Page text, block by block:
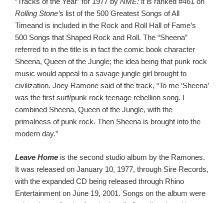
Rolling Stone’s list of the 500 Greatest Songs of All
Timeand is included in the Rock and Roll Hall of Fame’s
500 Songs that Shaped Rock and Roll. The “Sheena”
referred to in the title is in fact the comic book character
Sheena, Queen of the Jungle; the idea being that punk rock
music would appeal to a savage jungle girl brought to
civilization. Joey Ramone said of the track, “To me ‘Sheena’
was the first surf/punk rock teenage rebellion song. I
combined Sheena, Queen of the Jungle, with the
primalness of punk rock. Then Sheena is brought into the
modern day.”
Leave Home is the second studio album by the Ramones.
It was released on January 10, 1977, through Sire Records,
with the expanded CD being released through Rhino
Entertainment on June 19, 2001. Songs on the album were